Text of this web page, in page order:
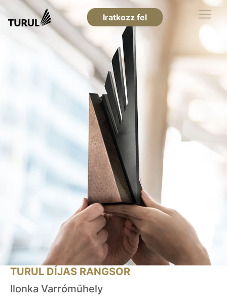
Iratkozz fel
TURUL DÍJAS RANGSOR
Ilonka Varróműhely